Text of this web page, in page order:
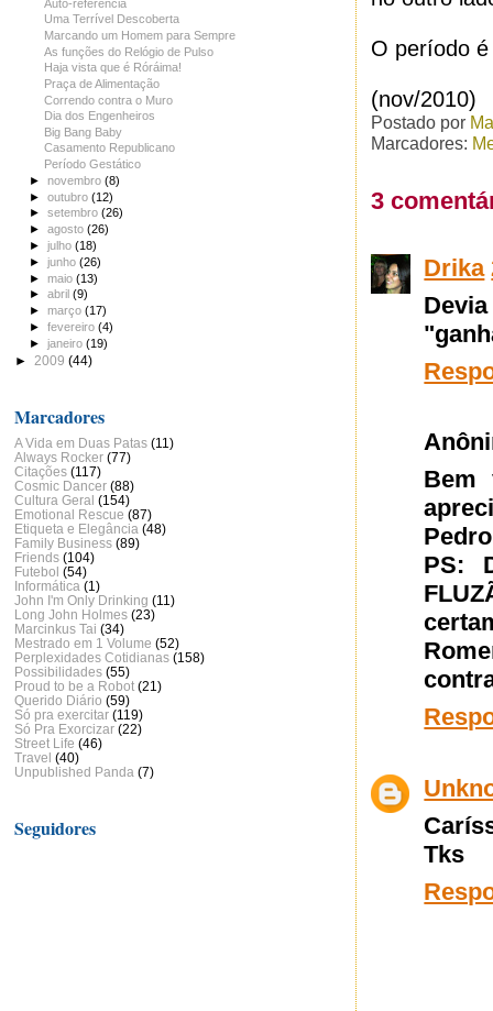
O período
(nov/2010)
Postado por
Marcadores:
3
Drika
Bem
PS:
Tks
Auto-referência
Uma Terrível Descoberta
Marcando um Homem para Sempre
As funções do Relógio de Pulso
Haja vista que é Róráima!
Praça de Alimentação
Correndo contra o Muro
Dia dos Engenheiros
Big Bang Baby
Casamento Republicano
Período Gestático
►novembro(8)
►outubro(12)
►setembro(26)
►agosto(26)
►julho(18)
►junho(26)
►maio(13)
►abril(9)
►março(17)
►fevereiro(4)
►janeiro(19)
► 2009 (44)
Marcadores
A Vida em Duas Patas (11)
Always Rocker (77)
Citações (117)
Cosmic Dancer (88)
Cultura Geral (154)
Emotional Rescue (87)
Etiqueta e Elegância (48)
Family Business (89)
Friends (104)
Futebol (54)
Informática (1)
John I'm Only Drinking (11)
Long John Holmes (23)
Marcinkus Tai (34)
Mestrado em 1 Volume (52)
Perplexidades Cotidianas (158)
Possibilidades (55)
Proud to be a Robot (21)
Querido Diário (59)
Só pra exercitar (119)
Só Pra Exorcizar (22)
Street Life (46)
Travel (40)
Unpublished Panda (7)
Seguidores